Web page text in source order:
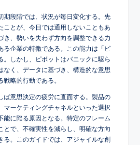
期段階では、状況が毎日変化する。先
ことが、今日では通用しないこともあ
き、勢いを失わず方向を調整できる力
る企業の特徴である。この能力は「ピ
。しかし、ピボットはパニックに駆ら
なく、データに基づき、構造的な意思
略的行動である。
ば意思決定の疲労に直面する。製品の
マーケティングチャネルといった選択
能に陥る原因となる。特定のフレーム
とで、不確実性を減らし、明確な方向
る。このガイドでは、アジャイルな創